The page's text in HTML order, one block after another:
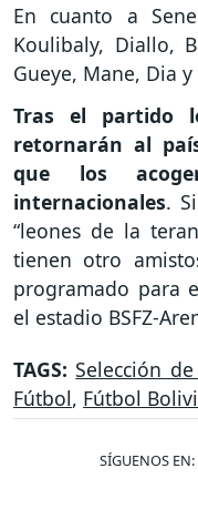
En cuanto a
Koulibaly, Diallo,
Gueye, Mane, Dia
Tras el partido
retornarán al
que los
internacionales.
“leones de la
tienen otro
programado para
el estadio BSFZ-
TAGS:Selección
Fútbol, Fútbol
SÍGUENOS EN: